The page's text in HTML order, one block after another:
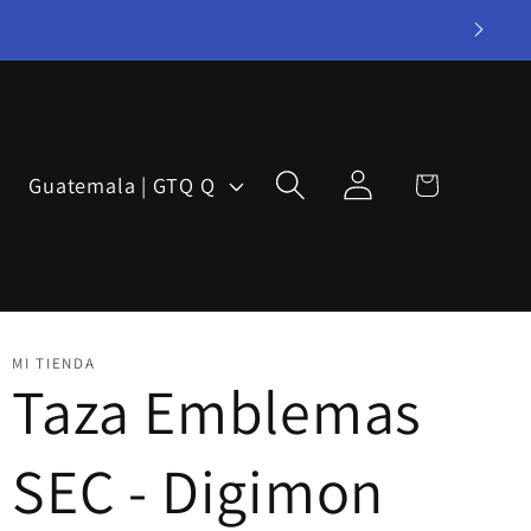
P
s
/
r
e
g
Guatemala | GTQ Q
Iniciar
sesión
Carrito
MI TIENDA
Taza Emblemas
SEC - Digimon